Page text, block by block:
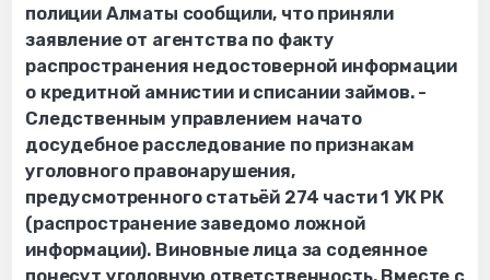
полиции Алматы сообщили, что приняли
заявление от агентства по факту
распространения недостоверной информации
о кредитной амнистии и списании займов. -
Следственным управлением начато
досудебное расследование по признакам
уголовного правонарушения,
предусмотренного статьёй 274 части 1 УК РК
(распространение заведомо ложной
информации). Виновные лица за содеянное